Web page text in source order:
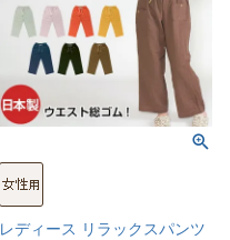
レディース リラックスパンツ